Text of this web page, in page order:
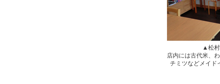
▲松村
店内には古代米、
チミツなどメイド